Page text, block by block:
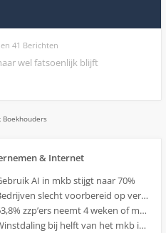
41 Berichten
wel fatsoenlijk blijft
& Internet
AI in mkb stijgt naar 70%
slecht voorbereid op
zzp’ers neemt 4 weken of meer
bij helft van het mkb in 2025